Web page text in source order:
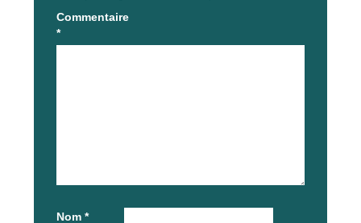
Commentaire
*
Nom *